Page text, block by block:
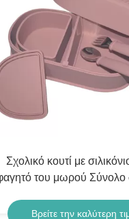
Σχολικό κουτί με
του μωρού Σύνολο
Βρείτε την καλύτερη